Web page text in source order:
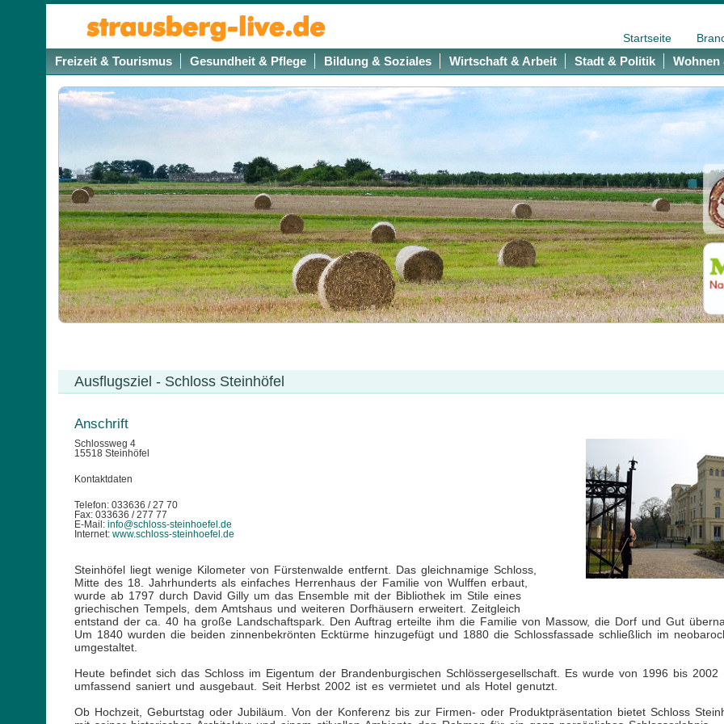
Startseite
Freizeit & Tourismus Gesundheit & Pflege Bildung & Soziales Wirtschaft & Arbeit Stadt & Politik Wohnen
Ausflugsziel - Schloss Steinhöfel
Anschrift
Schlossweg 4
15518 Steinhöfel
Kontaktdaten
Telefon: 033636 / 27 70
Fax: 033636 / 277 77
E-Mail: info@schloss-steinhoefel.de
Internet: www.schloss-steinhoefel.de
Steinhöfel liegt wenige Kilometer von Fürstenwalde entfernt. Das gleichnamige Schloss,
Mitte des 18. Jahrhunderts als einfaches Herrenhaus der Familie von Wulffen erbaut,
wurde ab 1797 durch David Gilly um das Ensemble mit der Bibliothek im Stile eines
griechischen Tempels, dem Amtshaus und weiteren Dorfhäusern erweitert. Zeitgleich
entstand der ca. 40 ha große Landschaftspark. Den Auftrag erteilte ihm die Familie von Massow, die Dorf und Gut
Um 1840 wurden die beiden zinnenbekrönten Ecktürme hinzugefügt und 1880 die Schlossfassade schließlich im
umgestaltet.
Heute befindet sich das Schloss im Eigentum der Brandenburgischen Schlössergesellschaft. Es wurde von 1996 bis 2002
umfassend saniert und ausgebaut. Seit Herbst 2002 ist es vermietet und als Hotel genutzt.
Ob Hochzeit, Geburtstag oder Jubiläum. Von der Konferenz bis zur Firmen- oder Produktpräsentation bietet Schloss